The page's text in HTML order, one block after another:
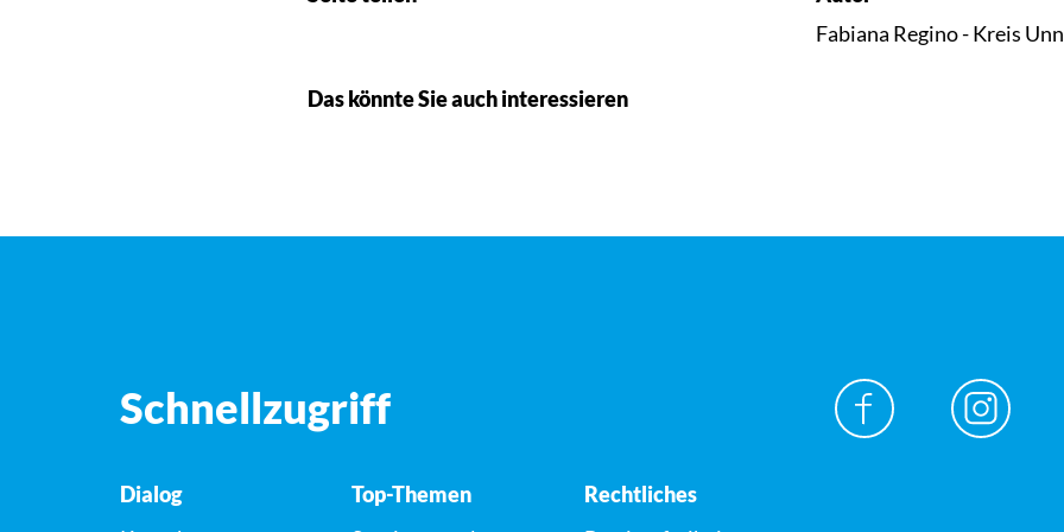
Fabiana Regino - Kreis
Das könnte Sie auch interessieren
Schnellzugriff
Dialog
Top-Themen
Rechtliches